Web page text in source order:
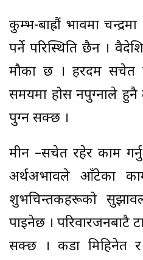
कुम्भ-बाह्रौं भावमा
पर्ने परिस्थिति छैन ।
मौका छ । हरदम सचेत
समयमा होस नपुग्नाले हुनै
पुग्न सक्छ ।
मीन –सचेत रहेर काम
अर्थअभावले आँटेका
शुभचिन्तकहरूको
पाइनेछ । परिवारजनबाटै
सक्छ । कडा मिहिनेत